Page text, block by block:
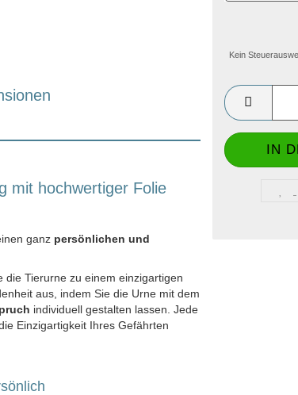
Kein
mit hochwertiger Folie
ganz persönlichen und
die Tierurne zu einem einzigartigen
aus, indem Sie die Urne mit dem
individuell gestalten lassen. Jede
Einzigartigkeit Ihres Gefährten